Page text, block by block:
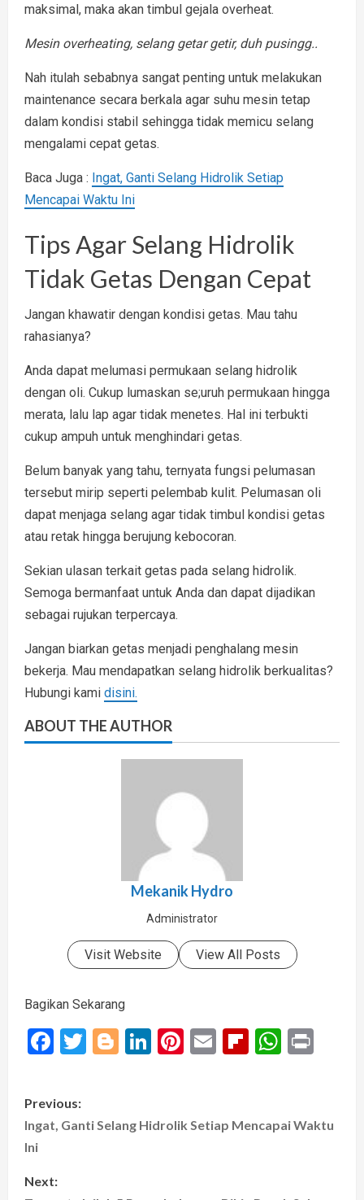
maksimal, maka akan timbul gejala overheat.
Mesin overheating, selang getar getir, duh pusingg..
Nah itulah sebabnya sangat penting untuk melakukan
maintenance secara berkala agar suhu mesin tetap
dalam kondisi stabil sehingga tidak memicu selang
mengalami cepat getas.
Baca Juga : Ingat, Ganti Selang Hidrolik Setiap
Mencapai Waktu Ini
Tips Agar Selang Hidrolik
Tidak Getas Dengan Cepat
Jangan khawatir dengan kondisi getas. Mau tahu
rahasianya?
Anda dapat melumasi permukaan selang hidrolik
dengan oli. Cukup lumaskan se;uruh permukaan hingga
merata, lalu lap agar tidak menetes. Hal ini terbukti
cukup ampuh untuk menghindari getas.
Belum banyak yang tahu, ternyata fungsi pelumasan
tersebut mirip seperti pelembab kulit. Pelumasan oli
dapat menjaga selang agar tidak timbul kondisi getas
atau retak hingga berujung kebocoran.
Sekian ulasan terkait getas pada selang hidrolik.
Semoga bermanfaat untuk Anda dan dapat dijadikan
sebagai rujukan terpercaya.
Jangan biarkan getas menjadi penghalang mesin
bekerja. Mau mendapatkan selang hidrolik berkualitas?
Hubungi kami disini.
ABOUT THE AUTHOR
Mekanik Hydro
Administrator
Visit Website View All Posts
Bagikan Sekarang
Facebook
Twitter
Blogger
LinkedIn
Pinterest
EmailFlipboard
P
o
Previous:
Ingat, Ganti Selang Hidrolik Setiap Mencapai Waktu
Ini
Next: